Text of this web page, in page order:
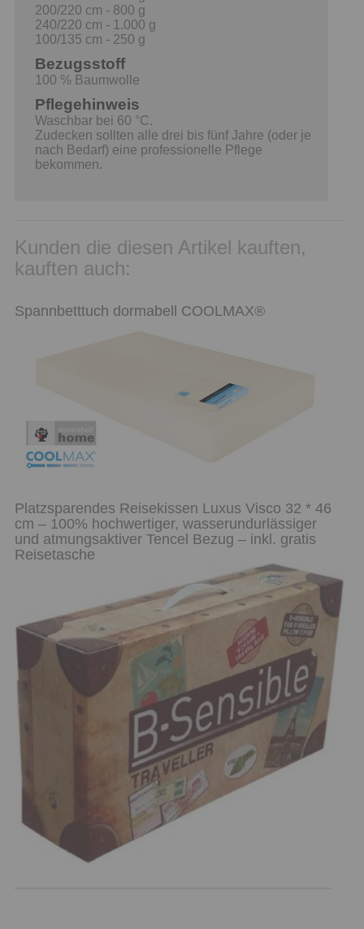
200/220 cm - 800 g
240/220 cm - 1.000 g
100/135 cm - 250 g
Bezugsstoff
100 % Baumwolle
Pflegehinweis
Waschbar bei 60 °C.
Zudecken sollten alle drei bis fünf Jahre (oder je
nach Bedarf) eine professionelle Pflege
bekommen.
Kunden die diesen Artikel kauften,
kauften auch:
Spannbetttuch dormabell COOLMAX®
Platzsparendes Reisekissen Luxus Visco 32 * 46
cm – 100% hochwertiger, wasserundurlässiger
und atmungsaktiver Tencel Bezug – inkl. gratis
Reisetasche